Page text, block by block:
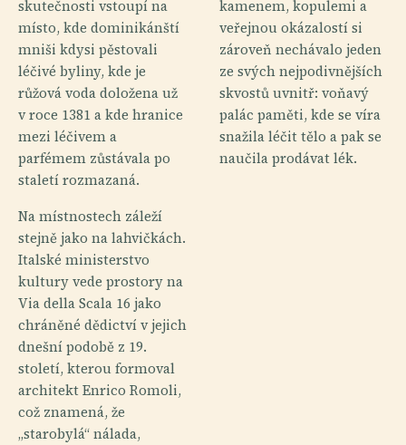
skutečnosti vstoupí na
místo, kde dominikánští
mniši kdysi pěstovali
léčivé byliny, kde je
růžová voda doložena už
v roce 1381 a kde hranice
mezi léčivem a
parfémem zůstávala po
staletí rozmazaná.
Na místnostech záleží
stejně jako na lahvičkách.
Italské ministerstvo
kultury vede prostory na
Via della Scala 16 jako
chráněné dědictví v jejich
dnešní podobě z 19.
století, kterou formoval
architekt Enrico Romoli,
což znamená, že
„starobylá“ nálada,
kamenem, kopulemi a
veřejnou okázalostí si
zároveň nechávalo jeden
ze svých nejpodivnějších
skvostů uvnitř: voňavý
palác paměti, kde se víra
snažila léčit tělo a pak se
naučila prodávat lék.